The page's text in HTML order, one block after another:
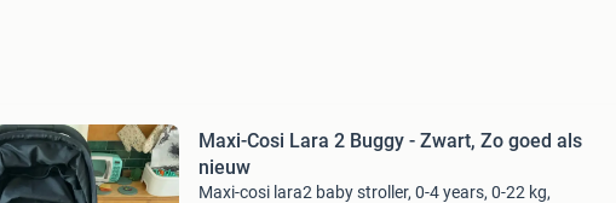
Maxi-Cosi Lara 2 Buggy - Zwart, Zo goed als
nieuw
Maxi-cosi lara2 baby stroller, 0-4 years, 0-22 kg,